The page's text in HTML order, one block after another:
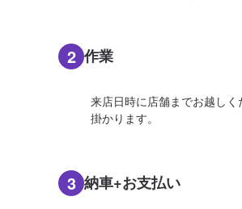
2 作業
来店日時に店舗までお越しく
掛かります。
3 納車+お支払い